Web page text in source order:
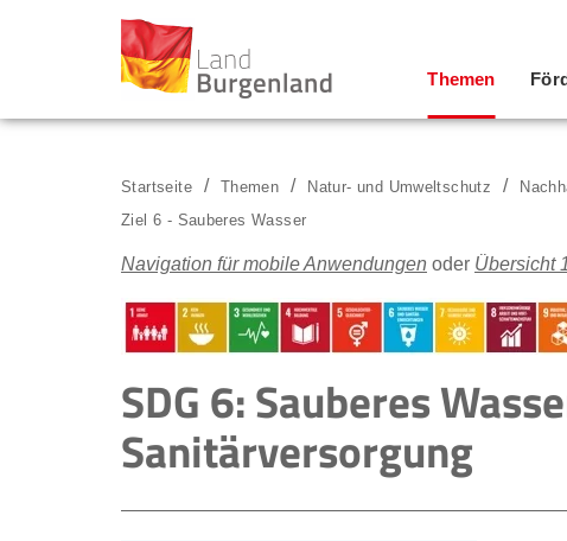
Zum Inhalt
Zum Menü
Zur Suche
Themen
Startseite Themen Natur- und Umweltschutz
Ziel 6 - Sauberes Wasser
Navigation für mobile Anwendungen oder Übersicht
SDG 6: Sauberes
Sanitärversorgung